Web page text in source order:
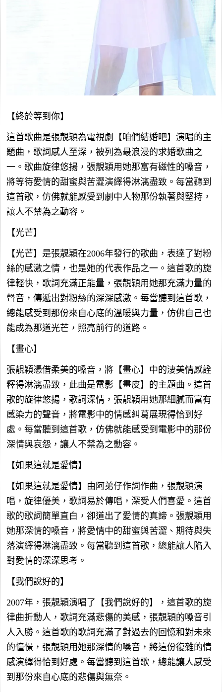
【終於等到你】
這首歌曲是張靚穎為電視劇【咱們結婚吧】演唱的主
題曲，歌詞感人至深，被列為最浪漫的求婚歌曲之
一。歌曲旋律悠揚，張靚穎用她那富有磁性的嗓音，
將等待愛情的甜蜜與苦澀演繹得淋漓盡致。每當聽到
這首歌，仿佛就能感受到劇中人物那份執著與堅持，
讓人不禁為之動容。
【光芒】
【光芒】是張靚穎在2006年發行的歌曲，表達了對粉
絲的感激之情，也是她的代表作品之一。這首歌的旋
律輕快，歌詞充滿正能量，張靚穎用她那充滿力量的
聲音，傳遞出對粉絲的深深感激。每當聽到這首歌，
總能感受到那份來自心底的溫暖與力量，仿佛自己也
能成為那道光芒，照亮前行的道路。
【畫心】
張靚穎憑借柔美的嗓音，將【畫心】中的淒美情感詮
釋得淋漓盡致，此曲是電影【畫皮】的主題曲。這首
歌的旋律悠揚，歌詞深情，張靚穎用她那細膩而富有
感染力的聲音，將電影中的情感糾葛展現得恰到好
處。每當聽到這首歌，仿佛就能感受到電影中的那份
深情與哀怨，讓人不禁為之動容。
【如果這就是愛情】
【如果這就是愛情】由阿弟仔作詞作曲，張靚穎演
唱，旋律優美，歌詞易於傳唱，深受人們喜愛。這首
歌的歌詞簡單直白，卻道出了愛情的真諦。張靚穎用
她那深情的嗓音，將愛情中的甜蜜與苦澀、期待與失
落演繹得淋漓盡致。每當聽到這首歌，總能讓人陷入
對愛情的深深思考。
【我們說好的】
2007年，張靚穎演唱了【我們說好的】，這首歌的旋
律曲折動人，歌詞充滿悲傷的美感，張靚穎的嗓音引
人入勝。這首歌的歌詞充滿了對過去的回憶和對未來
的憧憬，張靚穎用她那深情的嗓音，將這份復雜的情
感演繹得恰到好處。每當聽到這首歌，總能讓人感受
到那份來自心底的悲傷與無奈。